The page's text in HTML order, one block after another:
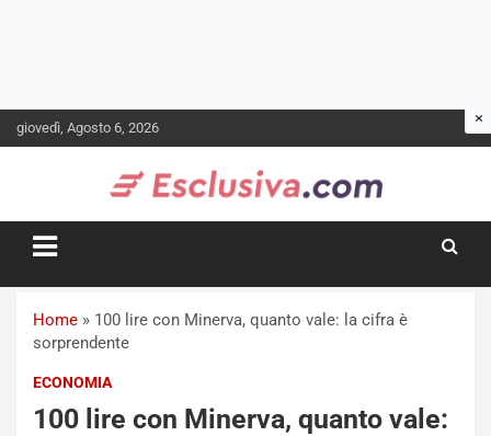
Skip
to
giovedì, Agosto 6, 2026
Home » 100 lire con Minerva, quanto vale: la cifra è
sorprendente
ECONOMIA
100 lire con Minerva, quanto vale: